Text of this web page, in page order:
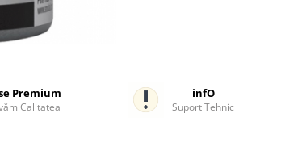
Premium
Calitatea
infO
Suport Tehnic